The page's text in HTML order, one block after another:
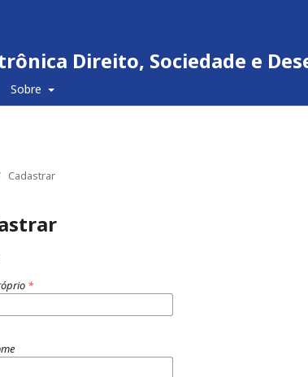
Direito, Sociedade e
Sobre
Cadastrar
*